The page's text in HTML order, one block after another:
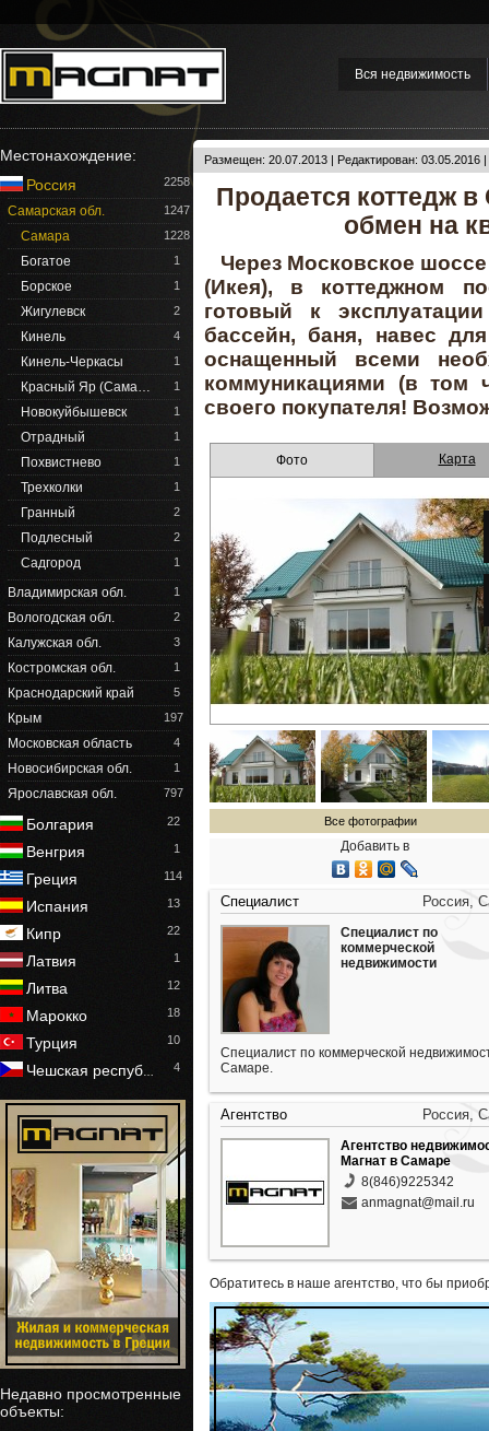
Вся недвижимость
Местонахождение:
Россия
2258
Самарская обл. 1247
Самара 1228
Богатое 1
Борское 1
Жигулевск 2
Кинель 4
Кинель-Черкасы 1
Красный Яр (Сама… 1
Новокуйбышевск 1
Отрадный 1
Похвистнево 1
Трехколки 1
Гранный 2
Подлесный 2
Садгород 1
Владимирская обл. 1
Вологодская обл. 2
Калужская обл. 3
Костромская обл. 1
Краснодарский край 5
Крым 197
Московская область 4
Новосибирская обл. 1
Ярославская обл. 797
Болгария 22
Венгрия 1
Греция 114
Испания 13
Кипр 22
Латвия 1
Литва 12
Марокко 18
Турция 10
Чешская респуб 4
Недавно просмотренные
объекты:
Размещен: 20.07.2013 | Редактирован: 03.05.2016
Продается коттедж
обмен на
Через Московское
(Икея), в коттеджном
готовый к
бассейн, баня, навес
оснащенный всеми
коммуникациями (в том
своего покупателя!
Фото Карта
Все фотографии
Добавить в
Специалист Россия,
Специалист по
коммерческой
недвижимости
Специалист по коммерческой
Самаре.
Агентство Россия,
Агентство
Магнат в Самаре
8(846)9225342
anmagnat@mail.ru
Обратитесь в наше агентство, что бы